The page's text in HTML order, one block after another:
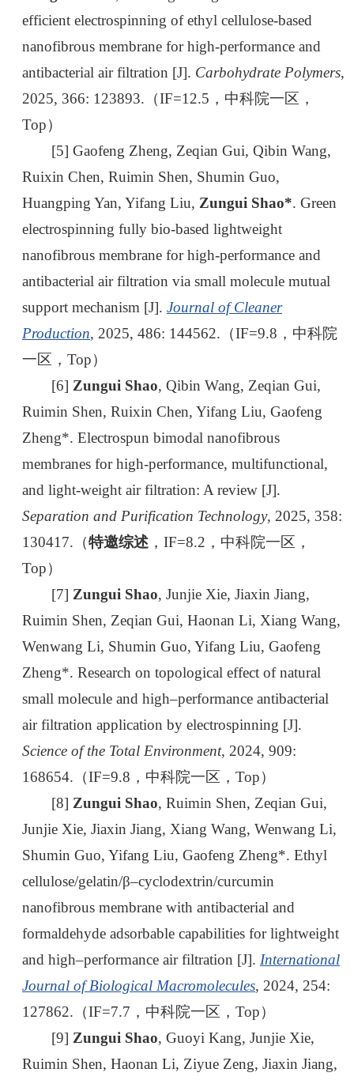
efficient electrospinning of ethyl cellulose-based
nanofibrous membrane for high-performance and
antibacterial air filtration [J]. Carbohydrate Polymers,
2025, 366: 123893.（IF=12.5，中科院一区，
Top）
[5] Gaofeng Zheng, Zeqian Gui, Qibin Wang,
Ruixin Chen, Ruimin Shen, Shumin Guo,
Huangping Yan, Yifang Liu, Zungui Shao*. Green
electrospinning fully bio-based lightweight
nanofibrous membrane for high-performance and
antibacterial air filtration via small molecule mutual
support mechanism [J]. Journal of Cleaner
Production, 2025, 486: 144562.（IF=9.8，中科院
一区，Top）
[6] Zungui Shao, Qibin Wang, Zeqian Gui,
Ruimin Shen, Ruixin Chen, Yifang Liu, Gaofeng
Zheng*. Electrospun bimodal nanofibrous
membranes for high-performance, multifunctional,
and light-weight air filtration: A review [J].
Separation and Purification Technology, 2025, 358:
130417.（特邀综述 ，IF=8.2，中科院一区，
Top）
[7] Zungui Shao, Junjie Xie, Jiaxin Jiang,
Ruimin Shen, Zeqian Gui, Haonan Li, Xiang Wang,
Wenwang Li, Shumin Guo, Yifang Liu, Gaofeng
Zheng*. Research on topological effect of natural
small molecule and high–performance antibacterial
air filtration application by electrospinning [J].
Science of the Total Environment, 2024, 909:
168654.（IF=9.8，中科院一区，Top）
[8] Zungui Shao, Ruimin Shen, Zeqian Gui,
Junjie Xie, Jiaxin Jiang, Xiang Wang, Wenwang Li,
Shumin Guo, Yifang Liu, Gaofeng Zheng*. Ethyl
cellulose/gelatin/β–cyclodextrin/curcumin
nanofibrous membrane with antibacterial and
formaldehyde adsorbable capabilities for lightweight
and high–performance air filtration [J]. International
Journal of Biological Macromolecules, 2024, 254:
127862.（IF=7.7，中科院一区，Top）
[9] Zungui Shao, Guoyi Kang, Junjie Xie,
Ruimin Shen, Haonan Li, Ziyue Zeng, Jiaxin Jiang,